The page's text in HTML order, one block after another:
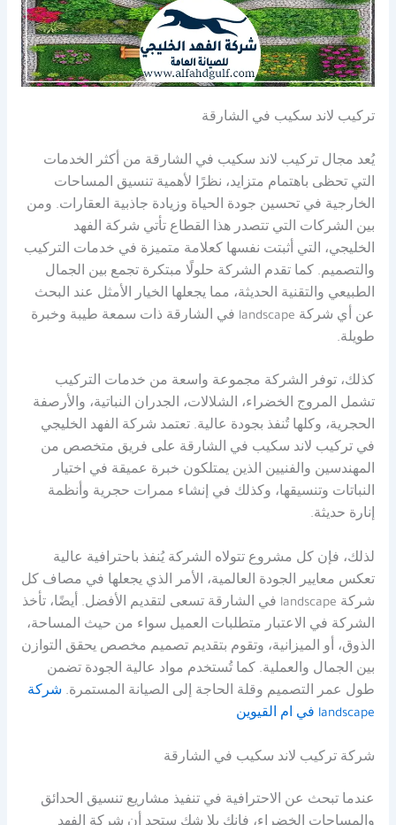
تركيب لاند سكيب في الشارقة
يُعد مجال تركيب لاند سكيب في الشارقة من أكثر الخدمات
التي تحظى باهتمام متزايد، نظرًا لأهمية تنسيق المساحات
الخارجية في تحسين جودة الحياة وزيادة جاذبية العقارات. ومن
بين الشركات التي تتصدر هذا القطاع تأتي شركة الفهد
الخليجي، التي أثبتت نفسها كعلامة متميزة في خدمات التركيب
والتصميم. كما تقدم الشركة حلولًا مبتكرة تجمع بين الجمال
الطبيعي والتقنية الحديثة، مما يجعلها الخيار الأمثل عند البحث
عن أي شركة landscape في الشارقة ذات سمعة طيبة وخبرة
طويلة.
كذلك، توفر الشركة مجموعة واسعة من خدمات التركيب
تشمل المروج الخضراء، الشلالات، الجدران النباتية، والأرصفة
الحجرية، وكلها تُنفذ بجودة عالية. تعتمد شركة الفهد الخليجي
في تركيب لاند سكيب في الشارقة على فريق متخصص من
المهندسين والفنيين الذين يمتلكون خبرة عميقة في اختيار
النباتات وتنسيقها، وكذلك في إنشاء ممرات حجرية وأنظمة
إنارة حديثة.
لذلك، فإن كل مشروع تتولاه الشركة يُنفذ باحترافية عالية
تعكس معايير الجودة العالمية، الأمر الذي يجعلها في مصاف كل
شركة landscape في الشارقة تسعى لتقديم الأفضل. أيضًا، تأخذ
الشركة في الاعتبار متطلبات العميل سواء من حيث المساحة،
الذوق، أو الميزانية، وتقوم بتقديم تصميم مخصص يحقق التوازن
بين الجمال والعملية. كما تُستخدم مواد عالية الجودة تضمن
طول عمر التصميم وقلة الحاجة إلى الصيانة المستمرة. شركة
landscape في ام القيوين
شركة تركيب لاند سكيب في الشارقة
عندما تبحث عن الاحترافية في تنفيذ مشاريع تنسيق الحدائق